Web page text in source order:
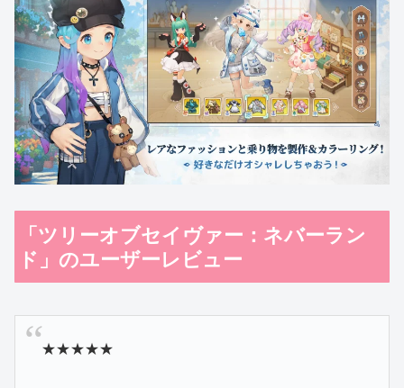
「ツリーオブセイヴァー：ネバーラン
ド」のユーザーレビュー
★★★★★